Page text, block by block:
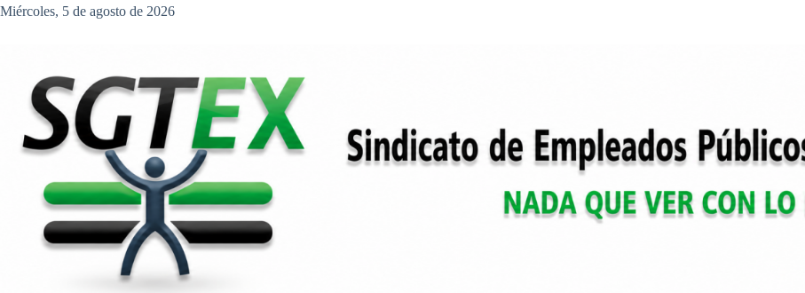
Saltar
Miércoles, 5 de agosto de 2026